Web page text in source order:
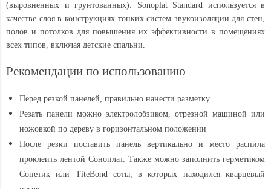
(выровненных и грунтованных). Sonoplat Standard используется в
качестве слоя в конструкциях тонких систем звукоизоляции для стен,
полов и потолков для повышения их эффективности в помещениях
всех типов, включая детские спальни.
Рекомендации по использованию
Перед резкой панелей, правильно нанести разметку
Резать панели можно электролобзиком, отрезной машиной или
ножовкой по дереву в горизонтальном положении
После резки поставить панель вертикально и место распила
проклеить лентой Соноплат. Также можно заполнить герметиком
Сонетик или TiteBondсоты, в которых находился кварцевый